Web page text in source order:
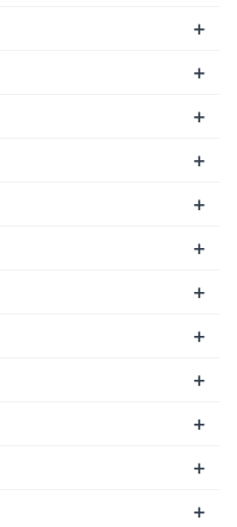
+
+
+
+
+
+
+
+
+
+
+
+